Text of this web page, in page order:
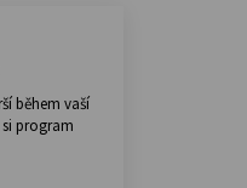
během vaší
program